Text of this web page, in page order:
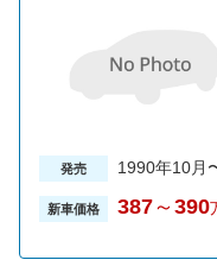
発売 1990年10月
新車価格 387～ 390